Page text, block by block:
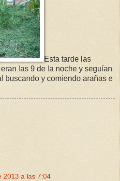
Esta tarde las
las 9 de la noche y seguían
buscando y comiendo arañas e
2013 a las 7:04